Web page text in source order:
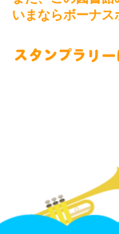
いまならボーナス